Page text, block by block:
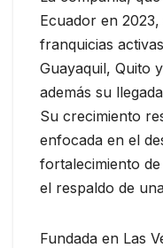
Ecuador en
franquicias
Guayaquil, Quito
además su
Su crecimiento
enfocada en el
fortalecimiento
el respaldo de
Fundada en Las